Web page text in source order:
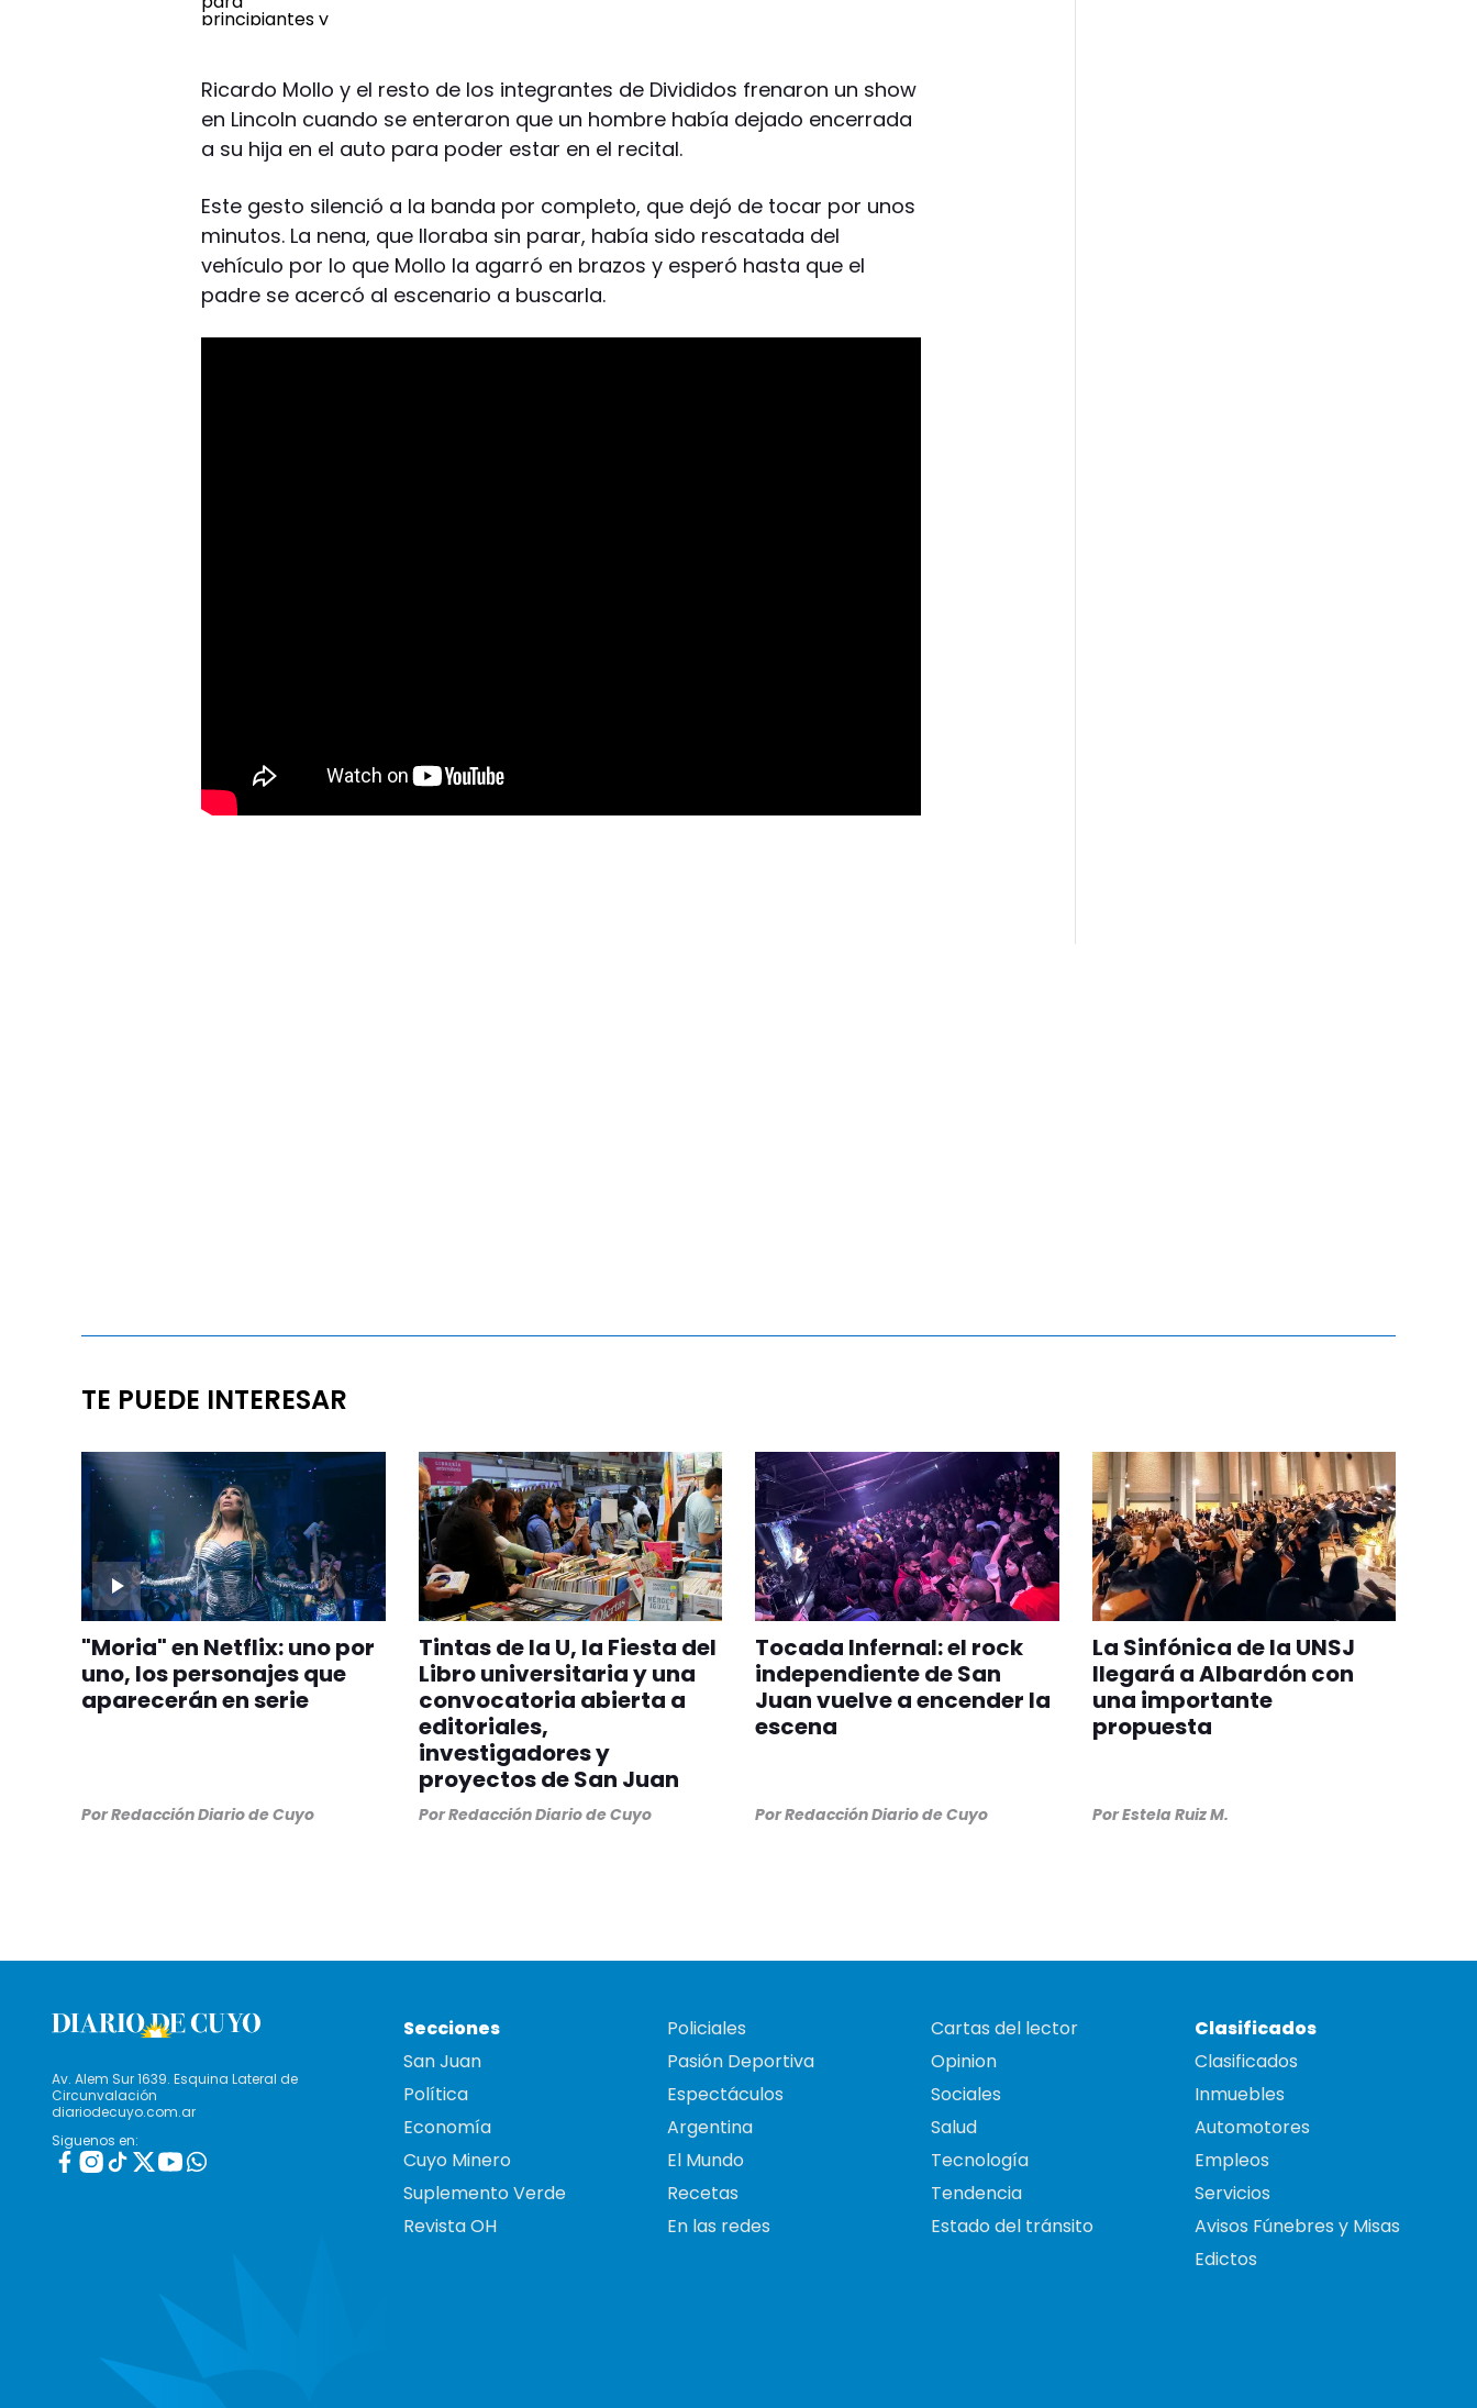
Ricardo Mollo y el resto de los integrantes de Divididos frenaron un show
en Lincoln cuando se enteraron que un hombre había dejado encerrada
a su hija en el auto para poder estar en el recital.
Este gesto silenció a la banda por completo, que dejó de tocar por unos
minutos. La nena, que lloraba sin parar, había sido rescatada del
vehículo por lo que Mollo la agarró en brazos y esperó hasta que el
padre se acercó al escenario a buscarla.
TE PUEDE INTERESAR
"Moria" en Netflix: uno por
uno, los personajes que
aparecerán en serie
PorRedacción Diario de Cuyo
Tintas de la U, la Fiesta del
Libro universitaria y una
convocatoria abierta a
editoriales,
investigadores y
proyectos de San Juan
PorRedacción Diario de Cuyo
Tocada Infernal: el rock
independiente de San
Juan vuelve a encender la
escena
PorRedacción Diario de Cuyo
La Sinfónica de la UNSJ
llegará a Albardón con
una importante
propuesta
PorEstela Ruiz M.
Av. Alem Sur 1639. Esquina Lateral de
Circunvalación
diariodecuyo.com.ar
Siguenos en:
Secciones
San Juan
Política
Economía
Cuyo Minero
Suplemento Verde
Revista OH
Policiales
Pasión Deportiva
Espectáculos
Argentina
El Mundo
Recetas
En las redes
Cartas del lector
Opinion
Sociales
Salud
Tecnología
Tendencia
Estado del tránsito
Clasificados
Clasificados
Inmuebles
Automotores
Empleos
Servicios
Avisos Fúnebres y Misas
Edictos